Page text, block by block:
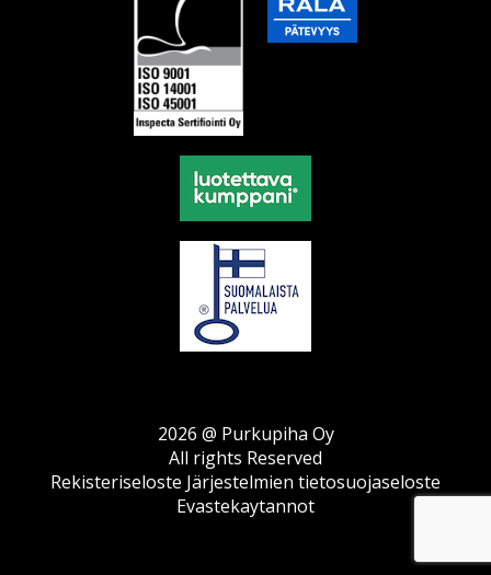
2026 @ Purkupiha Oy
All rights Reserved
Rekisteriseloste Järjestelmien tietosuojaseloste
Evastekaytannot